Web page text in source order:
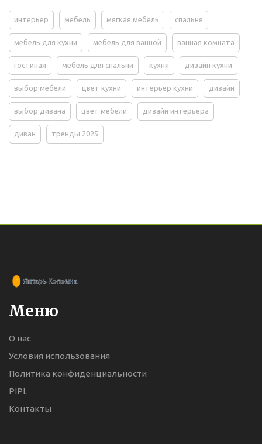
интерьер мебель мягкая мебель спальня
мебель для кухни мебель для ванной ванная комната
гостиная мебель для спальни кухня дизайн кухни
выбор мебели цвет кухни интерьер кухни дизайн
выбор дивана цвет мебели дизайн интерьера
диван тренды 2025
Меню
О нас
Условия использования
Политика конфиденциальности
PIPL
Контакты